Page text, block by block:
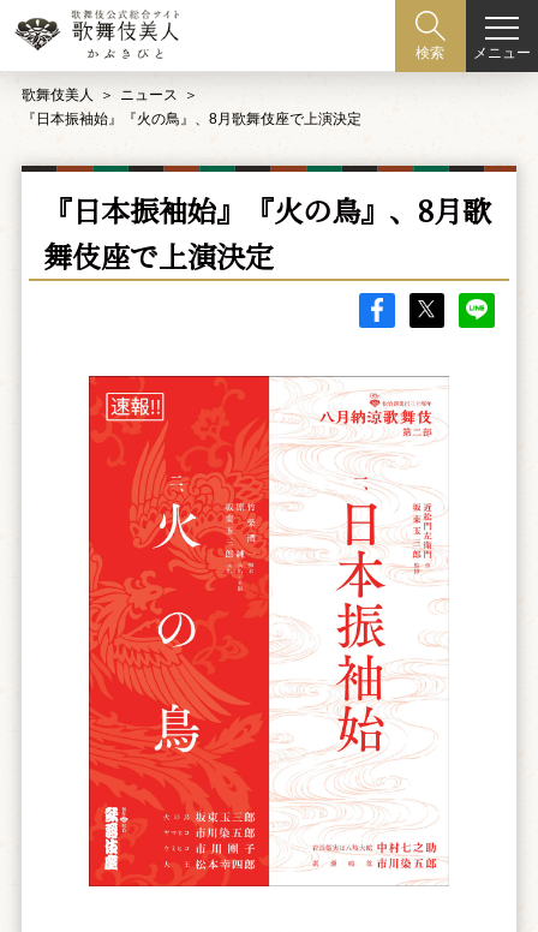
検索 メニュー
歌舞伎美人
ニュース
『日本振袖始』『火の鳥』、8月歌舞伎座で上演決定
『日本振袖始』『火の鳥』、8月歌
舞伎座で上演決定